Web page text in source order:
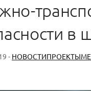
в
- НОВОСТИПРОЕКТЫ